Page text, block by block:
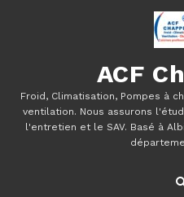
ACF
Froid, Climatisation, Pompes à
ventilation. Nous assurons
l'entretien et le SAV. Basé à